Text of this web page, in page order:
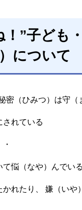
”子ども
について
（ひみつ）は守（
れている
悩（なや）んでいる
れたり、 嫌（いや